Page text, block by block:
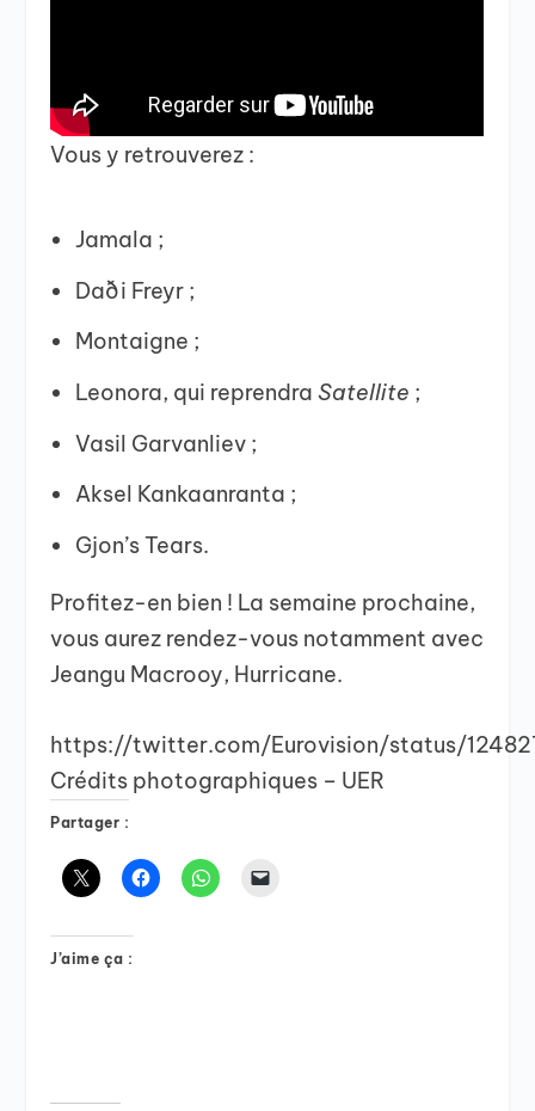
Vous y retrouverez :
Jamala ;
Daði Freyr ;
Montaigne ;
Leonora, qui reprendra Satellite ;
Vasil Garvanliev ;
Aksel Kankaanranta ;
Gjon’s Tears.
Profitez-en bien ! La semaine prochaine,
vous aurez rendez-vous notamment avec
Jeangu Macrooy, Hurricane.
https://twitter.com/Eurovision/status/
Crédits photographiques – UER
Partager :
J’aime ça :